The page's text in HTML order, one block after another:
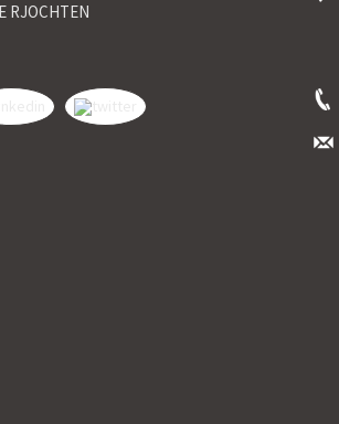
RJOCHTEN